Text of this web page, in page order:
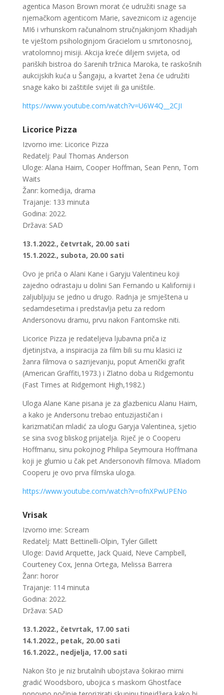
agentica Mason Brown morat će udružiti snage sa
njemačkom agenticom Marie, saveznicom iz agencije
MI6 i vrhunskom računalnom stručnjakinjom Khadijah
te vještom psihologinjom Gracielom u smrtonosnoj,
vratolomnoj misiji. Akcija kreće diljem svijeta, od
pariških bistroa do šarenih tržnica Maroka, te raskošnih
aukcijskih kuća u Šangaju, a kvartet žena će udružiti
snage kako bi zaštitile svijet ili ga uništile.
https://www.youtube.com/watch?v=U6W4Q__2CJI
Licorice Pizza
Izvorno ime: Licorice Pizza
Redatelj: Paul Thomas Anderson
Uloge: Alana Haim, Cooper Hoffman, Sean Penn, Tom
Waits
Žanr: komedija, drama
Trajanje: 133 minuta
Godina: 2022.
Država: SAD
13.1.2022., četvrtak, 20.00 sati
15.1.2022., subota, 20.00 sati
Ovo je priča o Alani Kane i Garyju Valentineu koji
zajedno odrastaju u dolini San Fernando u Kaliforniji i
zaljubljuju se jedno u drugo. Radnja je smještena u
sedamdesetima i predstavlja petu za redom
Andersonovu dramu, prvu nakon Fantomske niti.
Licorice Pizza je redateljeva ljubavna priča iz
djetinjstva, a inspiracija za film bili su mu klasici iz
žanra filmova o sazrijevanju, poput Američki grafit
(American Graffiti,1973.) i Zlatno doba u Ridgemontu
(Fast Times at Ridgemont High,1982.)
Uloga Alane Kane pisana je za glazbenicu Alanu Haim,
a kako je Andersonu trebao entuzijastičan i
karizmatičan mladić za ulogu Garyja Valentinea, sjetio
se sina svog bliskog prijatelja. Riječ je o Cooperu
Hoffmanu, sinu pokojnog Philipa Seymoura Hoffmana
koji je glumio u čak pet Andersonovih filmova. Mladom
Cooperu je ovo prva filmska uloga.
https://www.youtube.com/watch?v=ofnXPwUPENo
Vrisak
Izvorno ime: Scream
Redatelj: Matt Bettinelli-Olpin, Tyler Gillett
Uloge: David Arquette, Jack Quaid, Neve Campbell,
Courteney Cox, Jenna Ortega, Melissa Barrera
Žanr: horor
Trajanje: 114 minuta
Godina: 2022.
Država: SAD
13.1.2022., četvrtak, 17.00 sati
14.1.2022., petak, 20.00 sati
16.1.2022., nedjelja, 17.00 sati
Nakon što je niz brutalnih ubojstava šokirao mirni
gradić Woodsboro, ubojica s maskom Ghostface